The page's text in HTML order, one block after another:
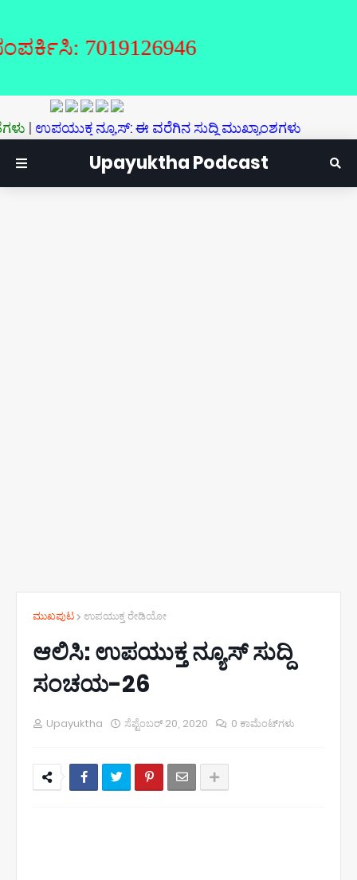
7019126946
ಉಪಯುಕ್ತ ನ್ಯೂಸ್‌: ಈ ವರೆಗಿನ ಸುದ್ದಿ ಮುಖ್ಯಾಂಶಗಳು
Upayuktha Podcast
ಮುಖಪುಟ ಉಪಯುಕ್ತ ರೇಡಿಯೋ
ಆಲಿಸಿ: ಉಪಯುಕ್ತ ನ್ಯೂಸ್ ಸುದ್ದಿ
ಸಂಚಯ-26
Upayuktha ಸೆಪ್ಟೆಂಬರ್ 20, 2020 0 ಕಾಮೆಂಟ್‌ಗಳು